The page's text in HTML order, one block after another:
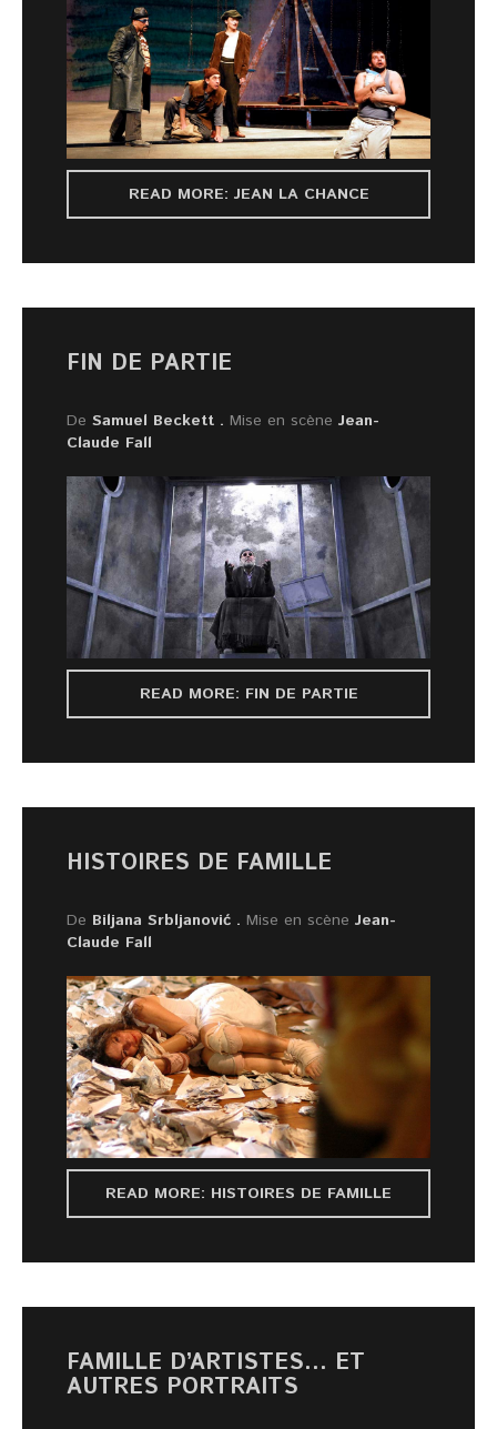
READ MORE: JEAN LA CHANCE
FIN DE PARTIE
De Samuel Beckett . Mise en scène Jean-
Claude Fall
READ MORE: FIN DE PARTIE
HISTOIRES DE FAMILLE
De Biljana Srbljanović . Mise en scène Jean-
Claude Fall
READ MORE: HISTOIRES DE FAMILLE
FAMILLE D’ARTISTES... ET
AUTRES PORTRAITS